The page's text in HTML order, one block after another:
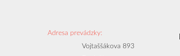
Adresa prevádzky:
Vojtaššákova 893